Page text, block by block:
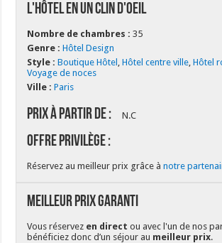
L'hôtel en un clin d'oeil
Nombre de chambres : 35
Genre : Hôtel Design
Style : Boutique Hôtel ,Hôtel centre ville ,Hôtel
Voyage de noces
Ville : Paris
Prix à partir de : N.C
Offre Privilège :
Réservez au meilleur prix grâce ànotre
Meilleur Prix Garanti
Vous réservez en direct ou avec l'un de nos
bénéficiez donc d’un séjour au meilleur prix.